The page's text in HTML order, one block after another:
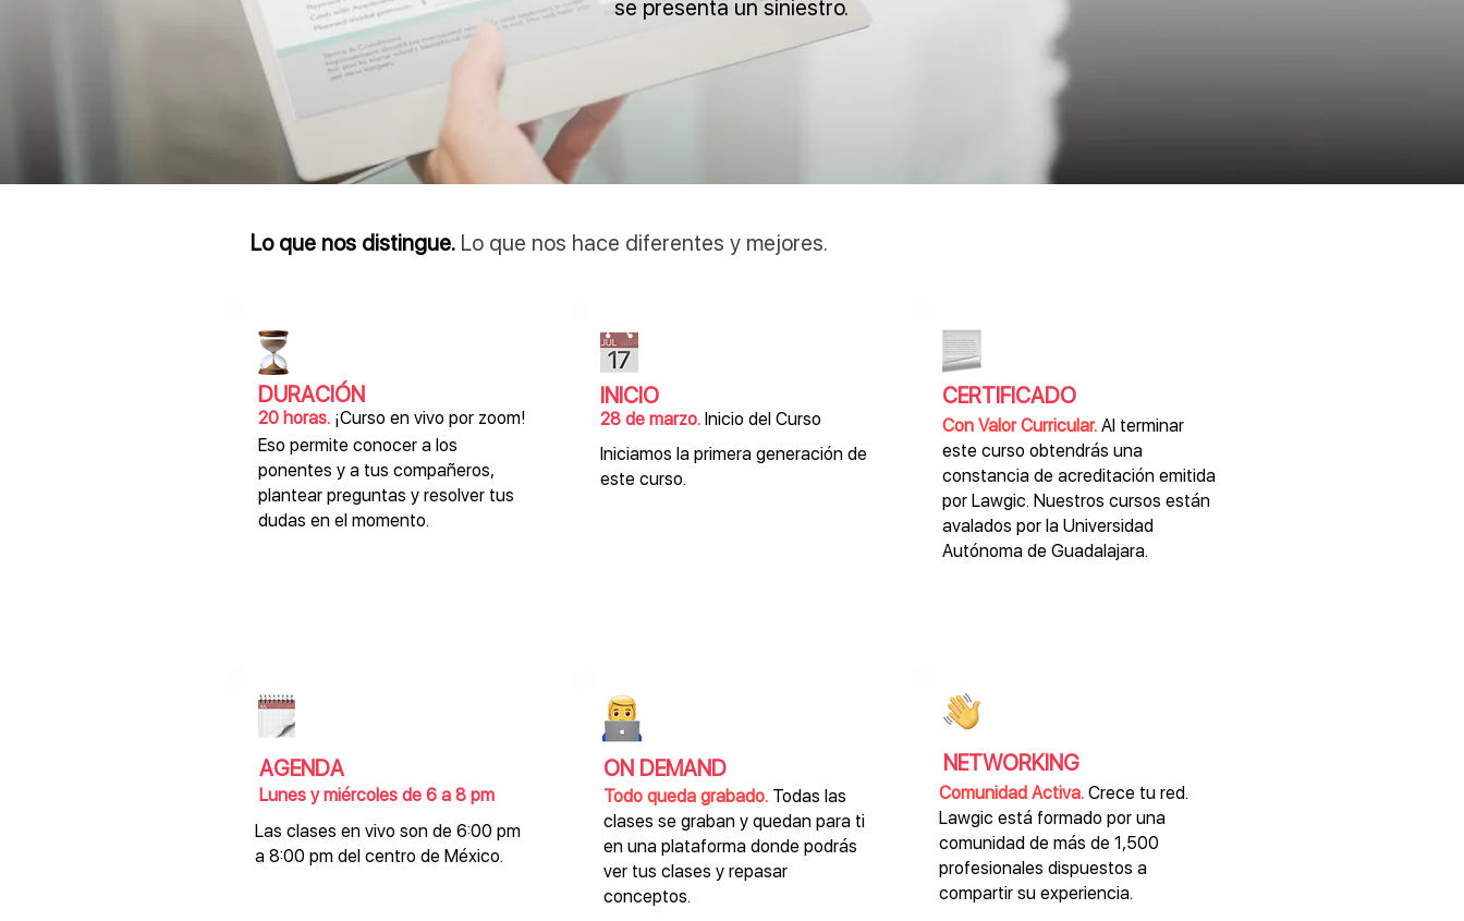
se presenta un siniestro.
Lo que nos distingue. Lo que nos hace diferentes y mejores.
DURACIÓN
20 horas. ¡Curso en vivo por zoom!
Eso permite conocer a los
ponentes y a tus compañeros,
plantear preguntas y resolver tus
dudas en el momento.
INICIO
28 de marzo. Inicio del Curso
Iniciamos la primera generación de
este curso.
CERTIFICADO
Con Valor Curricular. Al terminar
este curso obtendrás una
constancia de acreditación emitida
por Lawgic. Nuestros cursos están
avalados por la Universidad
Autónoma de Guadalajara.
AGENDA
Lunes y miércoles de 6 a 8 pm
Las clases en vivo son de 6:00 pm
a 8:00 pm del centro de México.
ON DEMAND
Todo queda grabado. Todas las
clases se graban y quedan para ti
en una plataforma donde podrás
ver tus clases y repasar
conceptos.
NETWORKING
Comunidad Activa. Crece tu red.
Lawgic está formado por una
comunidad de más de 1,500
profesionales dispuestos a
compartir su experiencia.